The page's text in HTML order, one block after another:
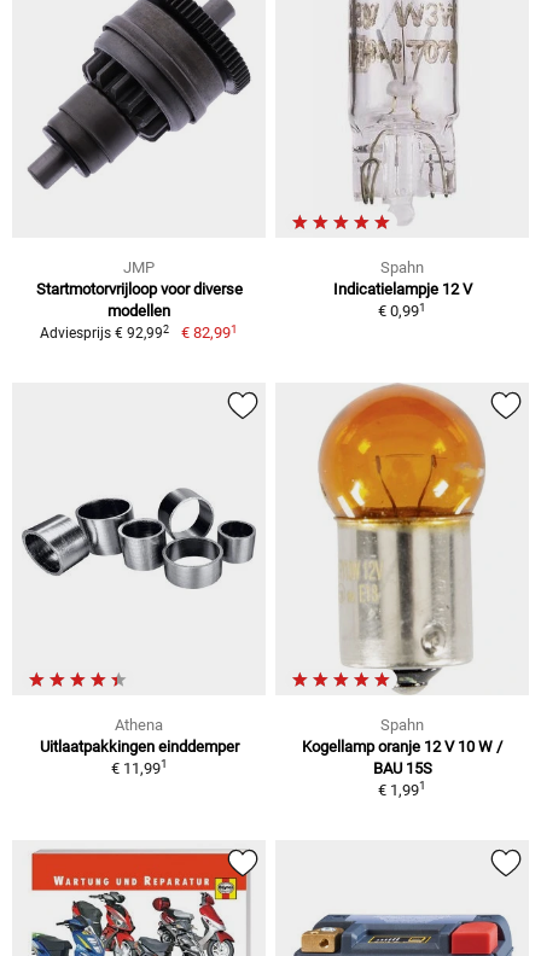
JMP
Startmotorvrijloop voor diverse
modellen
Adviesprijs € 92,992 € 82,991
Spahn
Indicatielampje 12 V
€ 0,991
Athena
Uitlaatpakkingen einddemper
€ 11,991
Spahn
Kogellamp oranje 12 V 10 W /
BAU 15S
€ 1,991